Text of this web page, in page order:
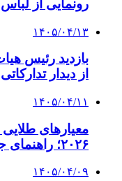
رونمایی از لباس رئال
۱۴۰۵/۰۴/۱۳
بازدید رئیس
از دیدار
۱۴۰۵/۰۴/۱۱
معیارهای
۲۰۲۶؛ راهنمای جامع تریدرهای حرفه‌ای
۱۴۰۵/۰۴/۰۹